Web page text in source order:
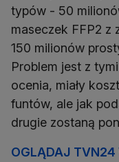
typów - 50
maseczek FFP2 z
150 milionów
Problem jest z
ocenia, miały
funtów, ale jak
drugie zostaną
OGLĄDAJ TVN24